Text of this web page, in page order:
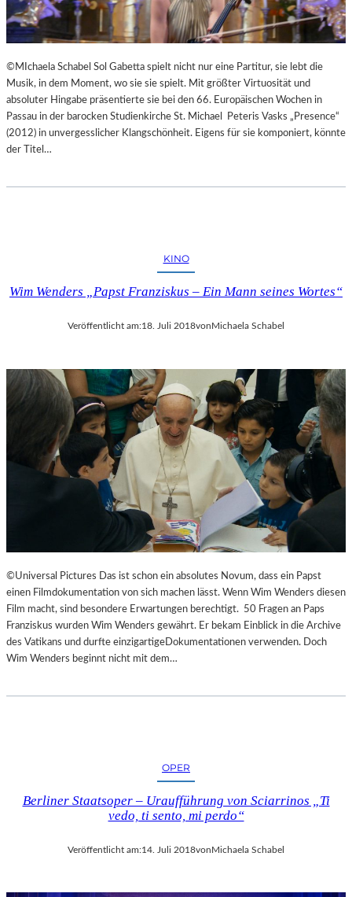
©MIchaela Schabel Sol Gabetta spielt nicht nur eine Partitur, sie lebt die
Musik, in dem Moment, wo sie sie spielt. Mit größter Virtuosität und
absoluter Hingabe präsentierte sie bei den 66. Europäischen Wochen in
Passau in der barocken Studienkirche St. Michael Peteris Vasks „Presence“
(2012) in unvergesslicher Klangschönheit. Eigens für sie komponiert, könnte
der Titel…
KINO
Wim Wenders „Papst Franziskus – Ein Mann seines Wortes“
Veröffentlicht am:18. Juli 2018von Michaela Schabel
©Universal Pictures Das ist schon ein absolutes Novum, dass ein Papst
einen Filmdokumentation von sich machen lässt. Wenn Wim Wenders diesen
Film macht, sind besondere Erwartungen berechtigt. 50 Fragen an Paps
Franziskus wurden Wim Wenders gewährt. Er bekam Einblick in die Archive
des Vatikans und durfte einzigartigeDokumentationen verwenden. Doch
Wim Wenders beginnt nicht mit dem…
OPER
Berliner Staatsoper – Uraufführung von Sciarrinos „Ti
vedo, ti sento, mi perdo“
Veröffentlicht am:14. Juli 2018vonMichaela Schabel